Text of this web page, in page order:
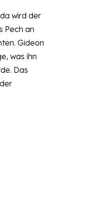
wird der
Pech an
Gideon
was ihn
Das